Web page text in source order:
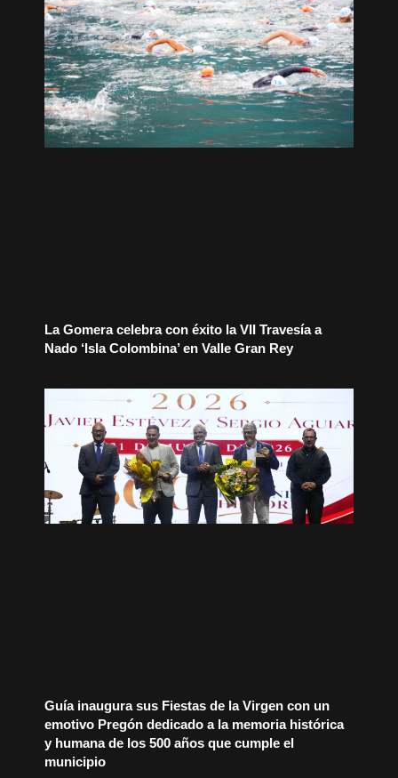
La Gomera celebra con éxito la VII Travesía a
Nado ‘Isla Colombina’ en Valle Gran Rey
Guía inaugura sus Fiestas de la Virgen con un
emotivo Pregón dedicado a la memoria histórica
y humana de los 500 años que cumple el
municipio